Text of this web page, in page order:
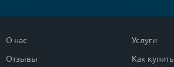
О нас
Отзывы
Услуги
Как купить